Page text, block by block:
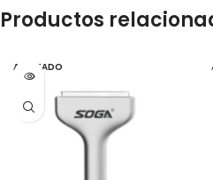
Productos
AGOTADO